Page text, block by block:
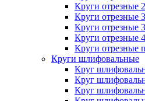
Круги отрезные
Круги отрезные
Круги отрезные
Круги отрезные
Круги отрезные
Круги шлифовальные
Круг
Круг
Круг